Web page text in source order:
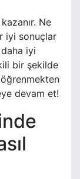
Ne
iyi sonuçlar
iyi
bir şekilde
öğrenmekten
devam et!